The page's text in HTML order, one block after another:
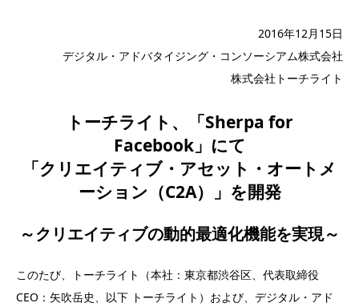
2016年12月15日
デジタル・アドバタイジング・コンソーシアム株式会社
株式会社トーチライト
トーチライト、「Sherpa for
Facebook」にて
「クリエイティブ・アセット・オートメ
ーション（C2A）」を開発
～クリエイティブの動的最適化機能を実現～
このたび、トーチライト（本社：東京都渋谷区、代表取締役
CEO：矢吹岳史、以下 トーチライト）および、デジタル・アド